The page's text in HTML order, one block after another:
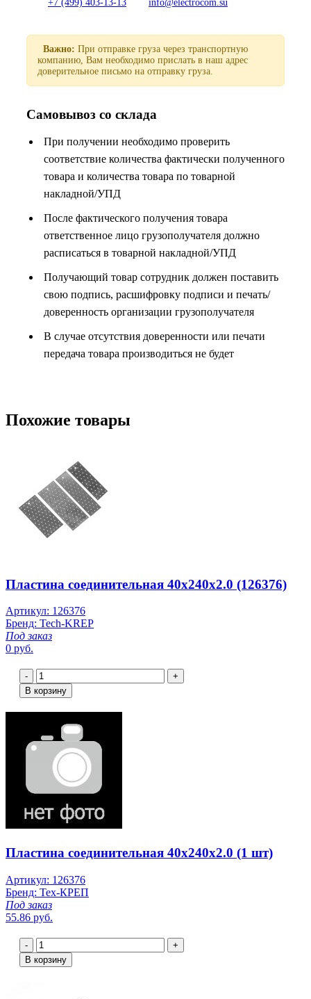
+7 (499) 403-13-13 info@electrocom.su
Важно: При отправке груза через транспортную
компанию, Вам необходимо прислать в наш адрес
доверительное письмо на отправку груза.
Самовывоз со склада
При получении необходимо проверить
соответствие количества фактически полученного
товара и количества товара по товарной
накладной/УПД
После фактического получения товара
ответственное лицо грузополучателя должно
расписаться в товарной накладной/УПД
Получающий товар сотрудник должен поставить
свою подпись, расшифровку подписи и печать/
доверенность организации грузополучателя
В случае отсутствия доверенности или печати
передача товара производиться не будет
Похожие товары
Пластина соединительная 40х240х2.0 (126376)
Артикул: 126376
Бренд: Tech-KREP
Под заказ
0 руб.
-
+
В корзину
Пластина соединительная 40х240х2.0 (1 шт)
Артикул: 126376
Бренд: Тех-КРЕП
Под заказ
55.86 руб.
-
+
В корзину